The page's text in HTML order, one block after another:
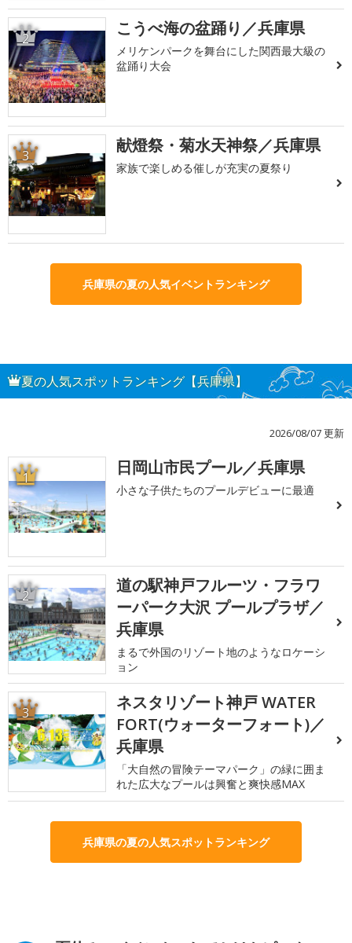
2 こうべ海の盆踊り／兵庫県
メリケンパークを舞台にした関西最大級の
盆踊り大会
3 献燈祭・菊水天神祭／兵庫県
家族で楽しめる催しが充実の夏祭り
兵庫県の夏の人気イベントランキング
夏の人気スポットランキング【兵庫県】
2026/08/07 更新
1 日岡山市民プール／兵庫県
小さな子供たちのプールデビューに最適
2
道の駅神戸フルーツ・フラワ
ーパーク大沢 プールプラザ／
兵庫県
まるで外国のリゾート地のようなロケーシ
ョン
3
ネスタリゾート神戸 WATER
FORT(ウォーターフォート)／
兵庫県
「大自然の冒険テーマパーク」の緑に囲ま
れた広大なプールは興奮と爽快感MAX
兵庫県の夏の人気スポットランキング